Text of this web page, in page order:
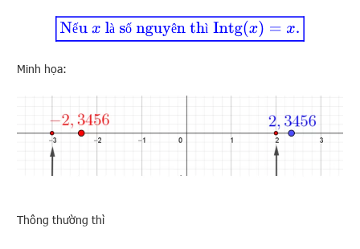
ế à ố ê ì
Nếux là số nguyên thì Intg (x)=x.
Minh họa:
Thông thường thì